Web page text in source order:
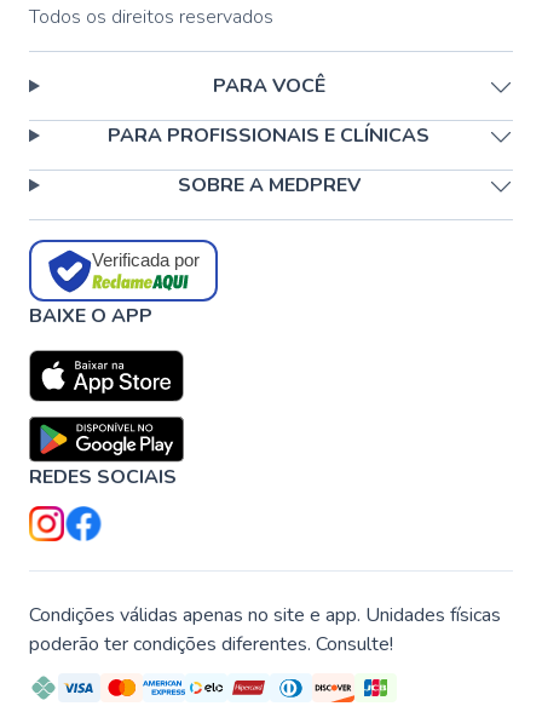
Todos os direitos reservados
PARA VOCÊ
PARA PROFISSIONAIS E CLÍNICAS
SOBRE A MEDPREV
Verificada por
BAIXE O APP
REDES SOCIAIS
Condições válidas apenas no site e app. Unidades físicas
poderão ter condições diferentes. Consulte!